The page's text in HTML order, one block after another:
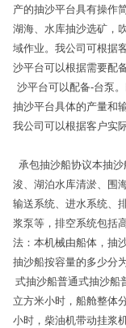
产的抽沙平台具有操作
湖海、水库抽沙选矿，
域作业。我公司可根据
沙平台可以根据需要配
沙平台可以配备-台泵
抽沙平台具体的产量和
我公司可以根据客户实
承包抽沙船协议本抽
浚、湖泊水库清淤、围
输送系统、进水系统、
浆泵等，排空系统包括
法：本机械由船体，抽
抽沙船按容量的多少分
式抽沙船普通式抽沙船
立方米小时，船舱整体
小时，柴油机带动挂浆